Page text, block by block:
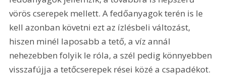
vörös cserepek mellett. A fedőanyagok terén is le
kell azonban követni ezt az ízlésbeli változást,
hiszen minél laposabb a tető, a víz annál
nehezebben folyik le róla, a szél pedig könnyebben
visszafújja a tetőcserepek rései közé a csapadékot.